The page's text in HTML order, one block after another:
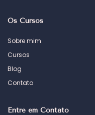
Os Cursos
Sobre mim
Cursos
Blog
Contato
Entre em Contato